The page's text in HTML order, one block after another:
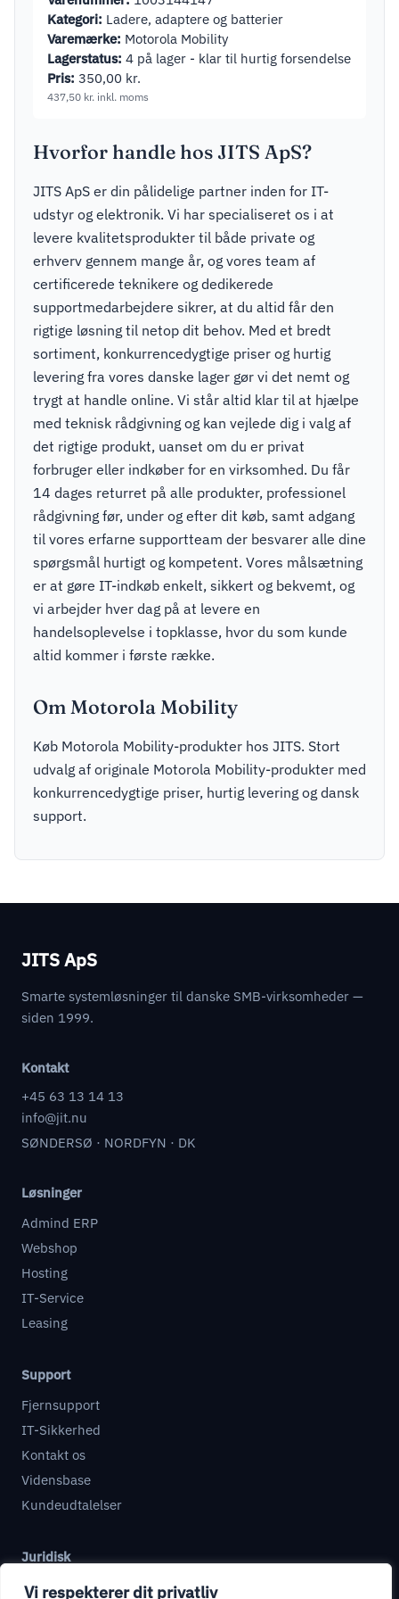
Vi respekterer dit privatliv
Kategori: Ladere, adaptere og batterier
Varemærke: Motorola Mobility
Lagerstatus: 4 på lager - klar til hurtig forsendelse
Pris: 350,00 kr.
437,50 kr. inkl. moms
Hvorfor handle hos JITS ApS?
JITS ApS er din pålidelige partner inden for IT-
udstyr og elektronik. Vi har specialiseret os i at
levere kvalitetsprodukter til både private og
erhverv gennem mange år, og vores team af
certificerede teknikere og dedikerede
supportmedarbejdere sikrer, at du altid får den
rigtige løsning til netop dit behov. Med et bredt
sortiment, konkurrencedygtige priser og hurtig
levering fra vores danske lager gør vi det nemt og
trygt at handle online. Vi står altid klar til at hjælpe
med teknisk rådgivning og kan vejlede dig i valg af
det rigtige produkt, uanset om du er privat
forbruger eller indkøber for en virksomhed. Du får
14 dages returret på alle produkter, professionel
rådgivning før, under og efter dit køb, samt adgang
til vores erfarne supportteam der besvarer alle dine
spørgsmål hurtigt og kompetent. Vores målsætning
er at gøre IT-indkøb enkelt, sikkert og bekvemt, og
vi arbejder hver dag på at levere en
handelsoplevelse i topklasse, hvor du som kunde
altid kommer i første række.
Om Motorola Mobility
Køb Motorola Mobility-produkter hos JITS. Stort
udvalg af originale Motorola Mobility-produkter med
konkurrencedygtige priser, hurtig levering og dansk
support.
JITS ApS
Smarte systemløsninger til danske SMB-virksomheder —
siden 1999.
Kontakt
+45 63 13 14 13
info@jit.nu
SØNDERSØ · NORDFYN · DK
Løsninger
Admind ERP
Webshop
Hosting
IT-Service
Leasing
Support
Fjernsupport
IT-Sikkerhed
Kontakt os
Vidensbase
Kundeudtalelser
Juridisk
Databehandleraftale